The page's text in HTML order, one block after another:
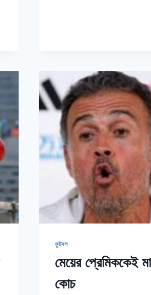
ফুটবল
মেয়ের প্রেমিককেই
কোচ